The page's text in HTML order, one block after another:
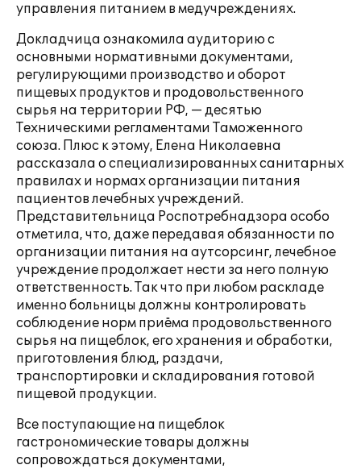
управления питанием в медучреждениях.
Докладчица ознакомила аудиторию с
основными нормативными документами,
регулирующими производство и оборот
пищевых продуктов и продовольственного
сырья на территории РФ, — десятью
Техническими регламентами Таможенного
союза. Плюс к этому, Елена Николаевна
рассказала о специализированных санитарных
правилах и нормах организации питания
пациентов лечебных учреждений.
Представительница Роспотребнадзора особо
отметила, что, даже передавая обязанности по
организации питания на аутсорсинг, лечебное
учреждение продолжает нести за него полную
ответственность. Так что при любом раскладе
именно больницы должны контролировать
соблюдение норм приёма продовольственного
сырья на пищеблок, его хранения и обработки,
приготовления блюд, раздачи,
транспортировки и складирования готовой
пищевой продукции.
Все поступающие на пищеблок
гастрономические товары должны
сопровождаться документами,